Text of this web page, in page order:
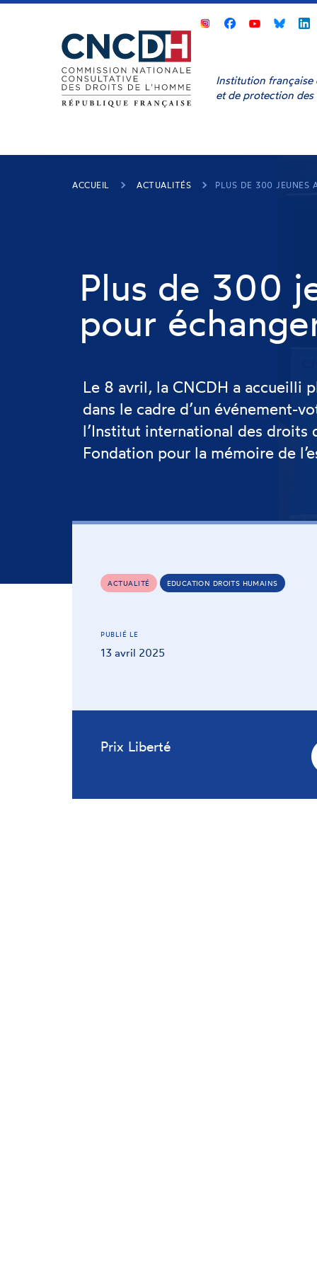
Panneau de gestion des cookies
CNCDHCNCDHCNCDH
Institution
et de protection des
ACCUEIL ACTUALITÉS PLUS DE 300 JEUNES
Plus de 300
pour
Le 8 avril, la CNCDH a accueilli
dans le cadre d’un événement-
l’Institut international des droits
Fondation pour la mémoire de
ACTUALITÉ EDUCATION DROITS HUMAINS
PUBLIÉ LE
13 avril 2025
Prix Liberté